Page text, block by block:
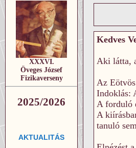
XXXVI.
Öveges József
Fizikaverseny
2025/2026
AKTUALITÁS
Kedves
Aki látta,
Az
Indoklás:
A forduló
A
tanuló